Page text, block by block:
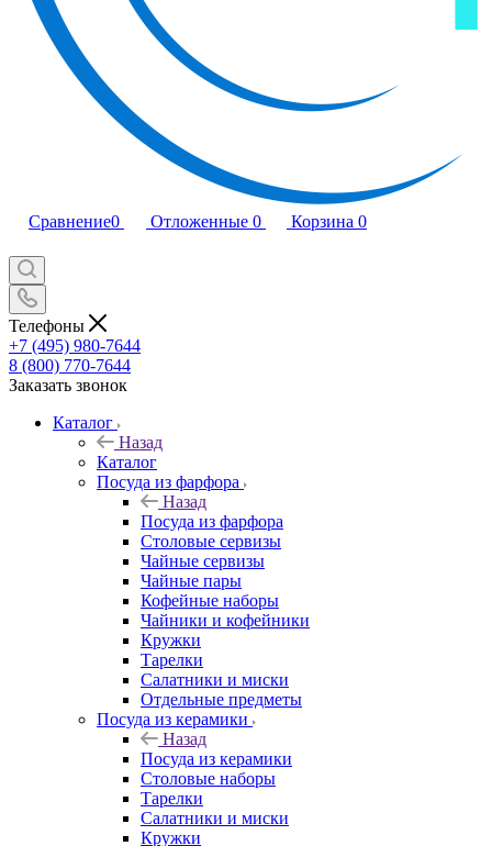
Сравнение0 Отложенные 0 Корзина 0
Телефоны
+7 (495) 980-7644
8 (800) 770-7644
Заказать звонок
Каталог
Назад
Каталог
Посуда из фарфора
Назад
Посуда из фарфора
Столовые сервизы
Чайные сервизы
Чайные пары
Кофейные наборы
Чайники и кофейники
Кружки
Тарелки
Салатники и миски
Отдельные предметы
Посуда из керамики
Назад
Посуда из керамики
Столовые наборы
Тарелки
Салатники и миски
Кружки